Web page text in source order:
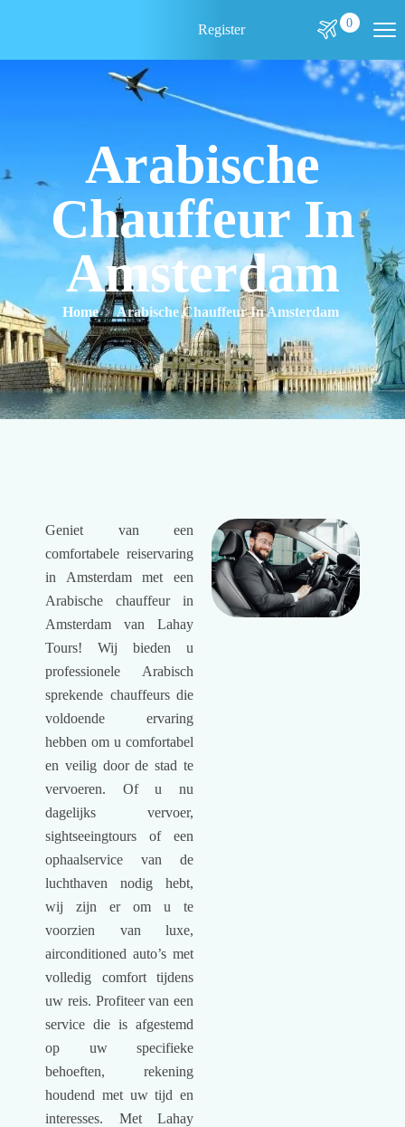
Register 0
Arabische
Chauffeur In
Amsterdam
Home Arabische Chauffeur In Amsterdam
Geniet van een
comfortabele reiservaring
in Amsterdam met een
Arabische chauffeur in
Amsterdam van Lahay
Tours! Wij bieden u
professionele Arabisch
sprekende chauffeurs die
voldoende ervaring
hebben om u comfortabel
en veilig door de stad te
vervoeren. Of u nu
dagelijks vervoer,
sightseeingtours of een
ophaalservice van de
luchthaven nodig hebt,
wij zijn er om u te
voorzien van luxe,
airconditioned auto’s met
volledig comfort tijdens
uw reis. Profiteer van een
service die is afgestemd
op uw specifieke
behoeften, rekening
houdend met uw tijd en
interesses. Met Lahay